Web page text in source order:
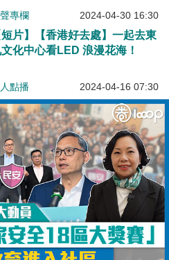
專欄 2024-04-30 16:30
短片】【香港好去處】一起去東
化中心看LED 浪漫花海！
點播 2024-04-16 07:30